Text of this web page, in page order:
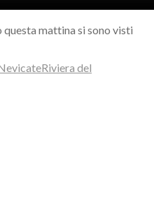
mattina si sono visti
Riviera del